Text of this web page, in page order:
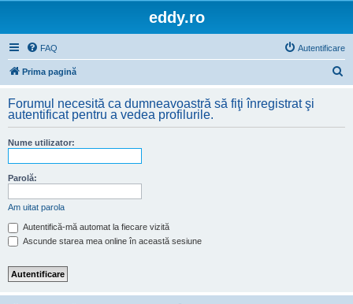
eddy.ro
FAQ Autentificare
Prima pagină
t
Forumul necesită ca dumneavoastră să fiţi înregistrat şi
autentificat pentru a vedea profilurile.
Nume utilizator:
Parolă:
Am uitat parola
Autentifică-mă automat la fiecare vizită
Ascunde starea mea online în această sesiune